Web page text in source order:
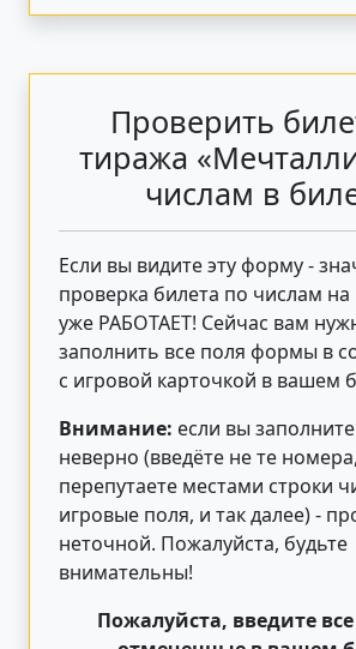
Проверить
тиража
числам в
Если вы видите эту форму -
проверка билета по числам
уже РАБОТАЕТ! Сейчас вам
заполнить все поля формы в
с игровой карточкой в вашем
Внимание: если вы
неверно (введёте не те номера,
перепутаете местами строки
игровые поля, и так далее) -
неточной. Пожалуйста, будьте
внимательны!
Пожалуйста, введите